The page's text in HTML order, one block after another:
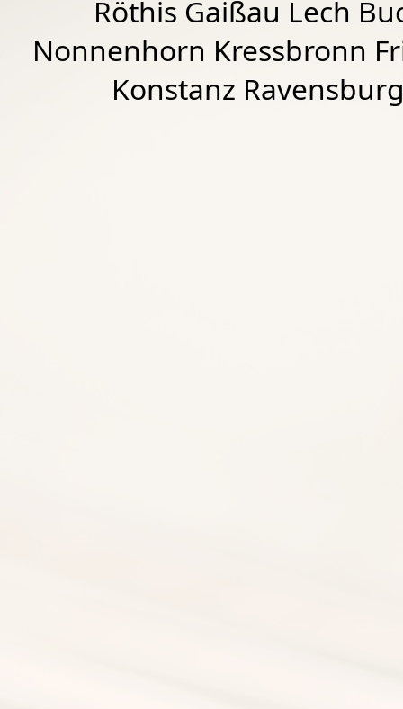
Röthis Gaißau Lech
Nonnenhorn Kressbronn
Konstanz